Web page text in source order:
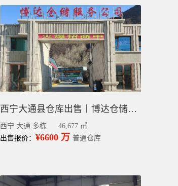
西宁大通县仓库出售丨博达仓储公司整体转让
西宁 大通 多栋
46,677 ㎡
出售报价： ¥6600 万 普通仓库